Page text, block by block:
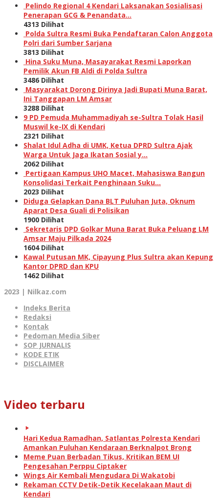
Pelindo Regional 4 Kendari Laksanakan Sosialisasi
Penerapan GCG & Penandata…
4313 Dilihat
Polda Sultra Resmi Buka Pendaftaran Calon Anggota
Polri dari Sumber Sarjana
3813 Dilihat
Hina Suku Muna, Masayarakat Resmi Laporkan
Pemilik Akun FB Aldi di Polda Sultra
3486 Dilihat
Masyarakat Dorong Dirinya Jadi Bupati Muna Barat,
Ini Tanggapan LM Amsar
3288 Dilihat
9 PD Pemuda Muhammadiyah se-Sultra Tolak Hasil
Muswil ke-IX di Kendari
2321 Dilihat
Shalat Idul Adha di UMK, Ketua DPRD Sultra Ajak
Warga Untuk Jaga Ikatan Sosial y…
2062 Dilihat
Pertigaan Kampus UHO Macet, Mahasiswa Bangun
Konsolidasi Terkait Penghinaan Suku…
2023 Dilihat
Diduga Gelapkan Dana BLT Puluhan Juta, Oknum
Aparat Desa Guali di Polisikan
1900 Dilihat
Sekretaris DPD Golkar Muna Barat Buka Peluang LM
Amsar Maju Pilkada 2024
1604 Dilihat
Kawal Putusan MK, Cipayung Plus Sultra akan Kepung
Kantor DPRD dan KPU
1462 Dilihat
2023 | Nilkaz.com
Indeks Berita
Redaksi
Kontak
Pedoman Media Siber
SOP JURNALIS
KODE ETIK
DISCLAIMER
Video terbaru
Hari Kedua Ramadhan, Satlantas Polresta Kendari
Amankan Puluhan Kendaraan Berknalpot Brong
Meme Puan Berbadan Tikus, Kritikan BEM UI
Pengesahan Perppu Ciptaker
Wings Air Kembali Mengudara Di Wakatobi
Rekaman CCTV Detik-Detik Kecelakaan Maut di
Kendari